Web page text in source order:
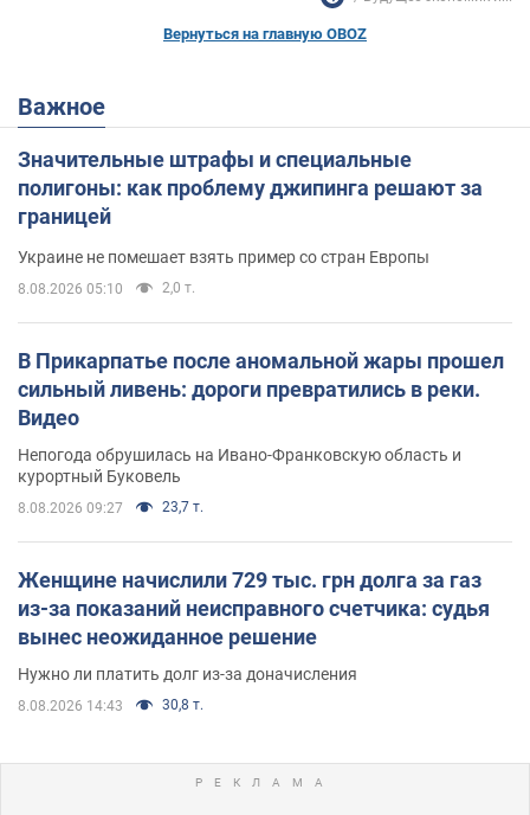
Вернуться на главную OBOZ
Важное
Значительные штрафы и специальные
полигоны: как проблему джипинга решают за
границей
Украине не помешает взять пример со стран Европы
8.08.2026 05:10 2,0 т.
В Прикарпатье после аномальной жары прошел
сильный ливень: дороги превратились в реки.
Видео
Непогода обрушилась на Ивано-Франковскую область и
курортный Буковель
8.08.2026 09:27 23,7 т.
Женщине начислили 729 тыс. грн долга за газ
из-за показаний неисправного счетчика: судья
вынес неожиданное решение
Нужно ли платить долг из-за доначисления
8.08.2026 14:43 30,8 т.